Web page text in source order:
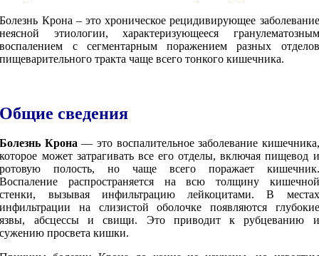
Болезнь Крона – это хроническое рецидивирующее заболевание
неясной этиологии, характеризующееся гранулематозным
воспалением с сегментарным поражением разных отделов
пищеварительного тракта чаще всего тонкого кишечника.
Общие сведения
Болезнь Крона— это воспалительное заболевание кишечника,
которое может затрагивать все его отделы, включая пищевод и
ротовую полость, но чаще всего поражает кишечник.
Воспаление распространяется на всю толщину кишечной
стенки, вызывая инфильтрацию лейкоцитами. В местах
инфильтрации на слизистой оболочке появляются глубокие
язвы, абсцессы и свищи. Это приводит к рубцеванию и
сужению просвета кишки.